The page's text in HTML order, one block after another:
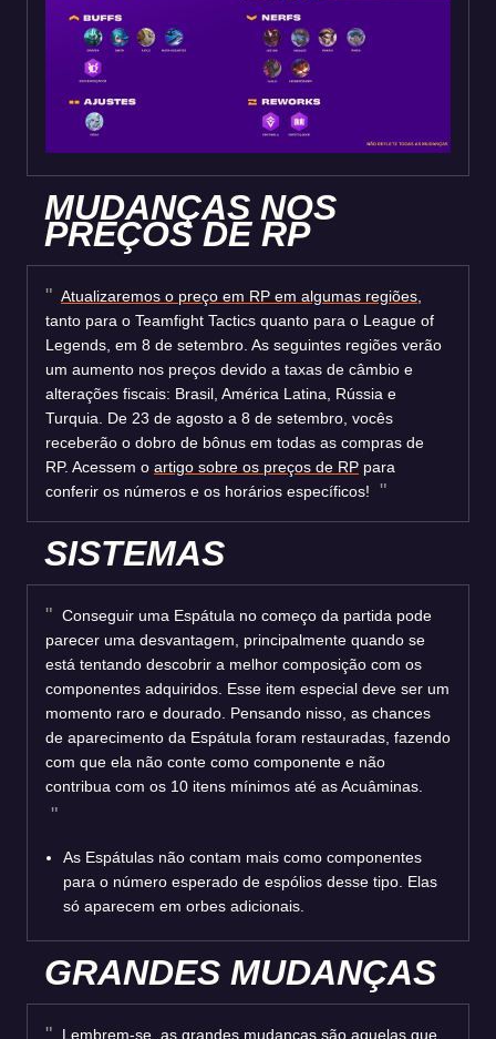
MUDANÇAS NOS
PREÇOS DE RP
Atualizaremos o preço em RP em algumas regiões
tanto para o Teamfight Tactics quanto para o League of
Legends, em 8 de setembro. As seguintes regiões verão
um aumento nos preços devido a taxas de câmbio e
alterações fiscais: Brasil, América Latina, Rússia e
Turquia. De 23 de agosto a 8 de setembro, vocês
receberão o dobro de bônus em todas as compras de
RP. Acessem o artigo sobre os preços de RP para
conferir os números e os horários específicos!
SISTEMAS
Conseguir uma Espátula no começo da partida pode
parecer uma desvantagem, principalmente quando se
está tentando descobrir a melhor composição com os
componentes adquiridos. Esse item especial deve ser um
momento raro e dourado. Pensando nisso, as chances
de aparecimento da Espátula foram restauradas, fazendo
com que ela não conte como componente e não
contribua com os 10 itens mínimos até as Acuâminas.
As Espátulas não contam mais como componentes
para o número esperado de espólios desse tipo. Elas
só aparecem em orbes adicionais.
GRANDES MUDANÇAS
Lembrem-se, as grandes mudanças são aquelas que